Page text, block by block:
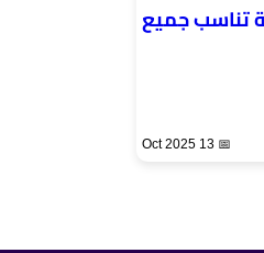
تناسب جميع
📅 13 Oct 2025